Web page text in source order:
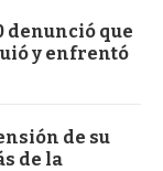
denunció que
y enfrentó
de su
de la